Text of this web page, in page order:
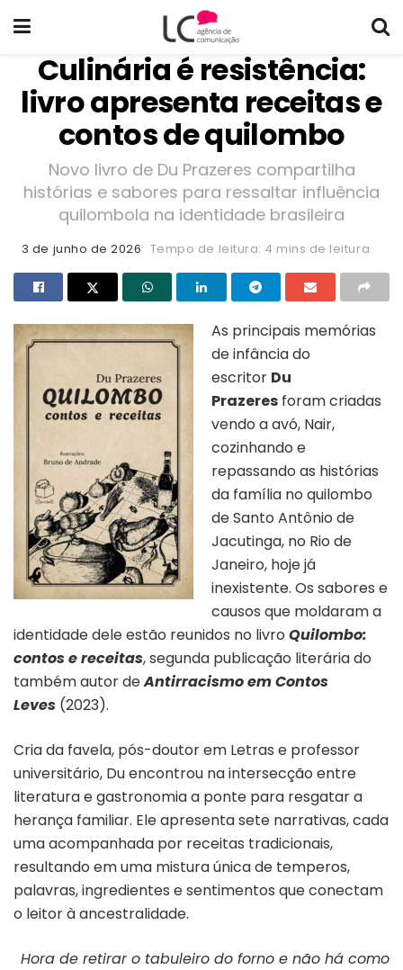
Culinária é resistência:
livro apresenta receitas e
contos de quilombo
Novo livro de Du Prazeres compartilha
histórias e sabores para ressaltar influência
quilombola na identidade brasileira
3 de junho de 2026 Tempo de leitura: 4 mins de leitura
As principais memórias
de infância do
escritor Du
Prazeres foram criadas
vendo a avó, Nair,
cozinhando e
repassando as histórias
da família no quilombo
de Santo Antônio de
Jacutinga, no Rio de
Janeiro, hoje já
inexistente. Os sabores e
causos que moldaram a
identidade dele estão reunidos no livro Quilombo:
contos e receitas, segunda publicação literária do
também autor deAntirracismo em Contos
Leves (2023).
Cria da favela, pós-doutor em Letras e professor
universitário, Du encontrou na intersecção entre
literatura e gastronomia a ponte para resgatar a
herança familiar. Ele apresenta sete narrativas, cada
uma acompanhada por receitas tradicionais,
resultando em uma mistura única de temperos,
palavras, ingredientes e sentimentos que conectam
o leitor à ancestralidade.
Hora de retirar o tabuleiro do forno e não há como